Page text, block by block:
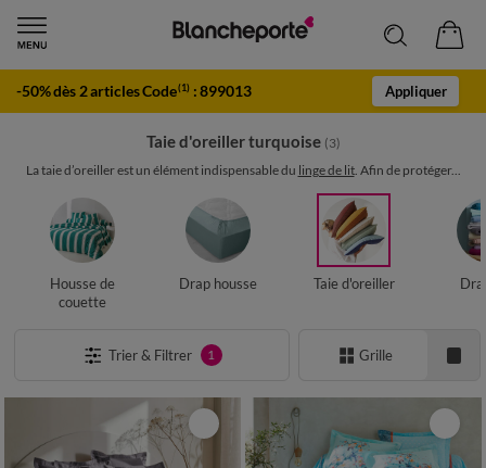
-50% dès 2 articles Code(1) :899013 Appliquer
Taie d'oreiller turquoise (3)
La taie d’oreiller est un élément indispensable du linge de lit. Afin de protéger...
Housse de
couette
Drap housse Taie d'oreiller
Trier & Filtrer 1 Grille